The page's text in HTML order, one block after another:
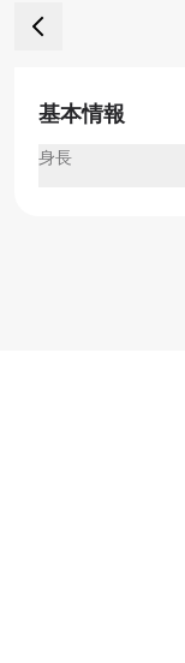
基本情報
身長